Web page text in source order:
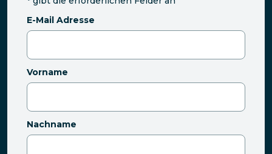
E-Mail Adresse
Vorname
Nachname